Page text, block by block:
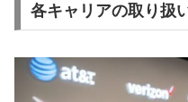
各キャリアの取り扱